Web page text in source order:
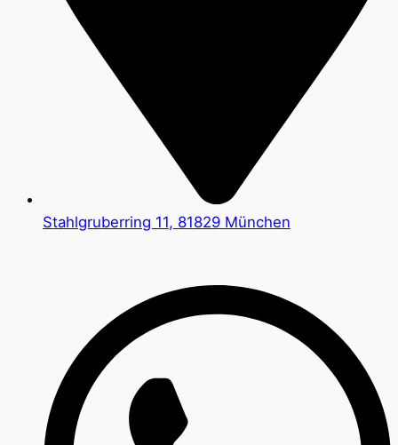
Stahlgruberring 11, 81829 München